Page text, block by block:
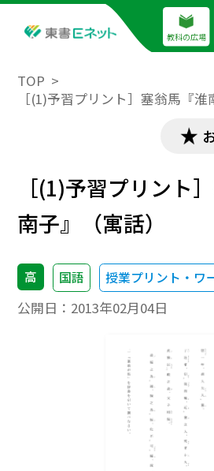
教科の広場
TOP
［(1)予習プリント］塞翁馬『淮
［(1)予習プリント
南子』（寓話）
高 国語 授業プリント・ワ
公開日： 2013年02月04日